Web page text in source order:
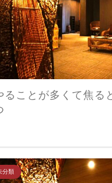
ることが多くて焦る
分類